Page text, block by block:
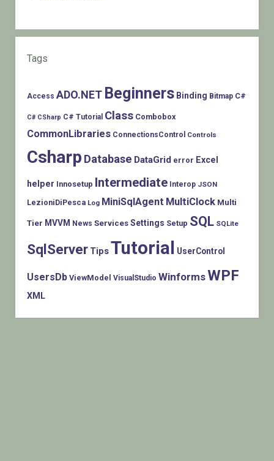
Tags
Access ADO.NET Beginners Binding Bitmap C#
C# CSharp C# Tutorial Class Combobox
CommonLibraries ConnectionsControl Controls
Csharp Database DataGrid error Excel
helper Innosetup Intermediate Interop JSON
LezioniDiPesca Log MiniSqlAgent MultiClock Multi
Tier MVVM News Services Settings Setup SQL SQLite
SqlServer TipsTutorial UserControl
UsersDb ViewModel VisualStudio WinformsWPF
XML